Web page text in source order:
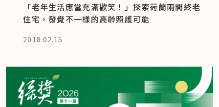
「老年生活應當充滿歡笑！」探索荷蘭兩間終老
住宅，發覺不一樣的高齡照護可能
2018.02.15